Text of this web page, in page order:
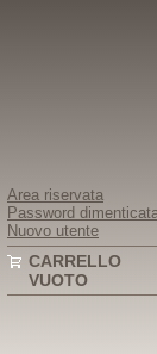
Area riservata
Password
Nuovo utente
CARRELLO
VUOTO